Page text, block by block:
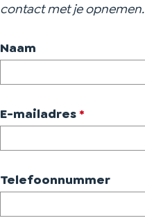
contact met je opnemen.
Naam
E-mailadres *
r
l
Telefoonnummer